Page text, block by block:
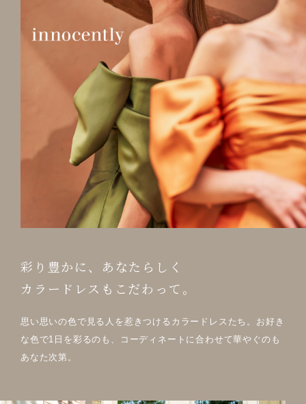
彩り豊かに、あなたらしく
カラードレスもこだわって。
思い思いの色で見る人を惹きつけるカラードレスたち。お好き
な色で1日を彩るのも、コーディネートに合わせて華やぐのも
あなた次第。